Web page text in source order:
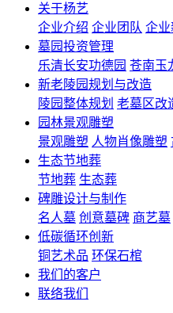
关于杨艺
企业介绍 企业团队 企业
墓园投资管理
乐清长安功德园 苍南玉
新老陵园规划与改造
陵园整体规划 老墓区改
园林景观雕塑
景观雕塑 人物肖像雕塑
生态节地葬
节地葬 生态葬
碑雕设计与制作
名人墓 创意墓碑 商艺墓
低碳循环创新
铜艺术品 环保石棺
我们的客户
联络我们